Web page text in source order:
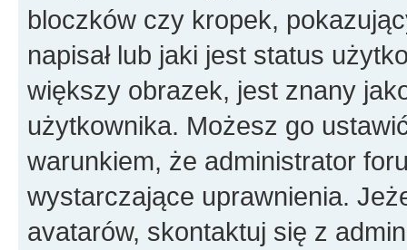
bloczków czy kropek,
napisał lub jaki jest status
większy obrazek, jest znany
użytkownika. Możesz go
warunkiem, że administrator
wystarczające uprawnienia.
avatarów, skontaktuj się z